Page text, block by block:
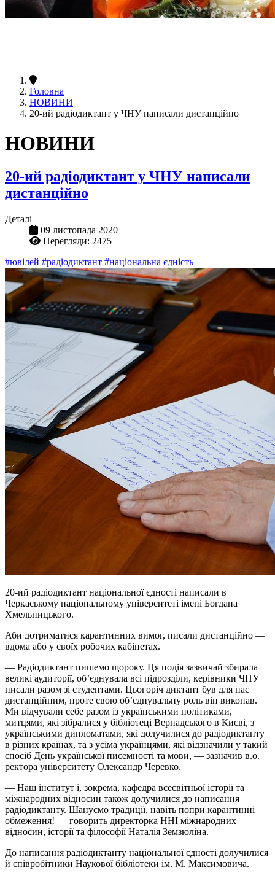
Головна
НОВИНИ
20-ий радіодиктант у ЧНУ написали дистанційно
НОВИНИ
20-ий радіодиктант у ЧНУ написали
дистанційно
Деталі
09 листопада 2020
Перегляди: 2475
#ювілей #радіодиктант #національна єдність
20-ий радіодиктант національної єдності написали в
Черкаському національному університеті імені Богдана
Хмельницького.
Аби дотриматися карантинних вимог, писали дистанційно —
вдома або у своїх робочих кабінетах.
— Радіодиктант пишемо щороку. Ця подія зазвичай збирала
великі аудиторії, об’єднувала всі підрозділи, керівники ЧНУ
писали разом зі студентами. Цьогоріч диктант був для нас
дистанційним, проте свою об’єднувальну роль він виконав.
Ми відчували себе разом із українськими політиками,
митцями, які зібралися у бібліотеці Вернадського в Києві, з
українськими дипломатами, які долучилися до радіодиктанту
в різних країнах, та з усіма українцями, які відзначили у такий
спосіб День української писемності та мови, — зазначив в.о.
ректора університету Олександр Черевко.
— Наш інститут і, зокрема, кафедра всесвітньої історії та
міжнародних відносин також долучилися до написання
радіодиктанту. Шануємо традиції, навіть попри карантинні
обмеження! — говорить директорка ННІ міжнародних
відносин, історії та філософії Наталія Земзюліна.
До написання радіодиктанту національної єдності долучилися
й співробітники Наукової бібліотеки ім. М. Максимовича.